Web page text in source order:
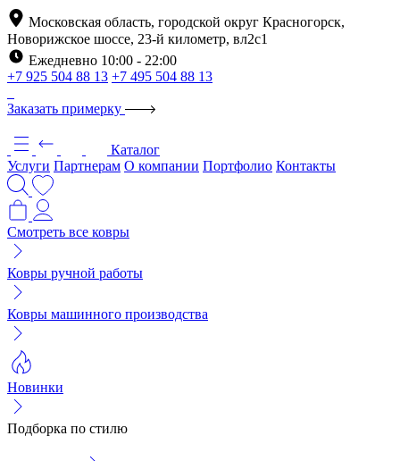
Московская область, городской округ Красногорск,
Новорижское шоссе, 23-й километр, вл2с1
Ежедневно 10:00 - 22:00
+7 925 504 88 13 +7 495 504 88 13
Заказать примерку
Каталог
Услуги Партнерам О компании Портфолио Контакты
Смотреть все ковры
Ковры ручной работы
Ковры машинного производства
Новинки
Подборка по стилю